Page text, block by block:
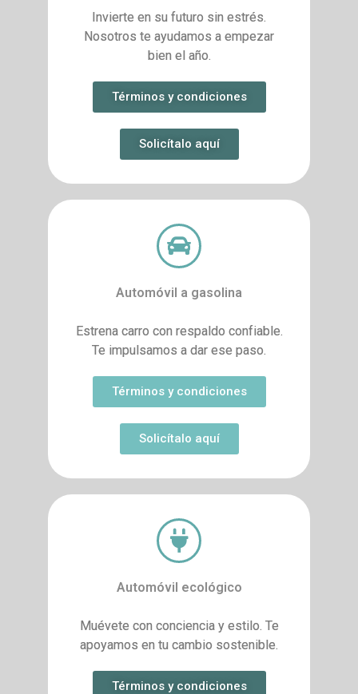
Invierte en su futuro sin estrés.
Nosotros te ayudamos a empezar
bien el año.
Términos y condiciones
Solicítalo aquí
Automóvil a gasolina
Estrena carro con respaldo confiable.
Te impulsamos a dar ese paso.
Términos y condiciones
Solicítalo aquí
Automóvil ecológico
Muévete con conciencia y estilo. Te
apoyamos en tu cambio sostenible.
Términos y condiciones